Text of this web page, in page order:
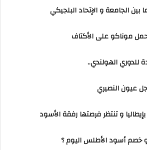
بين الجامعة و الإتحاد البلجيكي
موناكو على الأكتاف
للدوري الهولندي..
عيون النصيري
و تنتظر فرصتها رفقة الأسود
خصم أسود الأطلس اليوم ؟